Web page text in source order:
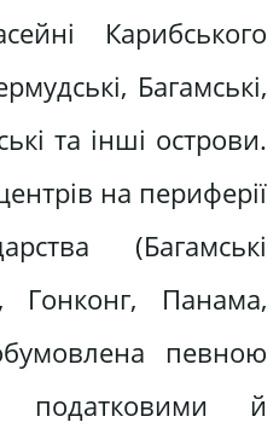
Карибського
Багамські,
та інші острови.
на периферії
(Багамські
Гонконг, Панама,
певною
податковими й